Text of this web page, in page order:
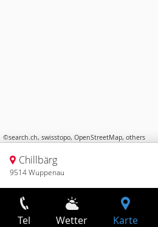
©search.ch, swisstopo, OpenStreetMap, others
Chillbärg
9514 Wuppenau
Tel Wetter Karte